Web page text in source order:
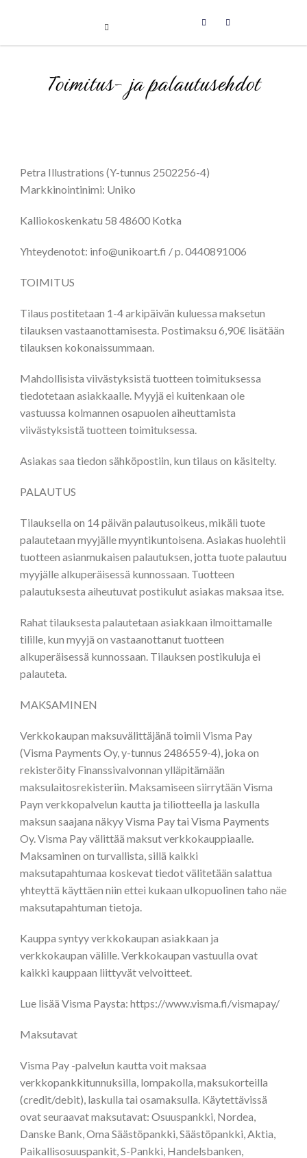
Toimitus- ja palautusehdot
Petra Illustrations (Y-tunnus 2502256-4)
Markkinointinimi: Uniko
Kalliokoskenkatu 58 48600 Kotka
Yhteydenotot: info@unikoart.fi / p. 0440891006
TOIMITUS
Tilaus postitetaan 1-4 arkipäivän kuluessa maksetun
tilauksen vastaanottamisesta. Postimaksu 6,90€ lisätään
tilauksen kokonaissummaan.
Mahdollisista viivästyksistä tuotteen toimituksessa
tiedotetaan asiakkaalle. Myyjä ei kuitenkaan ole
vastuussa kolmannen osapuolen aiheuttamista
viivästyksistä tuotteen toimituksessa.
Asiakas saa tiedon sähköpostiin, kun tilaus on käsitelty.
PALAUTUS
Tilauksella on 14 päivän palautusoikeus, mikäli tuote
palautetaan myyjälle myyntikuntoisena. Asiakas huolehtii
tuotteen asianmukaisen palautuksen, jotta tuote palautuu
myyjälle alkuperäisessä kunnossaan. Tuotteen
palautuksesta aiheutuvat postikulut asiakas maksaa itse.
Rahat tilauksesta palautetaan asiakkaan ilmoittamalle
tilille, kun myyjä on vastaanottanut tuotteen
alkuperäisessä kunnossaan. Tilauksen postikuluja ei
palauteta.
MAKSAMINEN
Verkkokaupan maksuvälittäjänä toimii Visma Pay
(Visma Payments Oy, y-tunnus 2486559-4), joka on
rekisteröity Finanssivalvonnan ylläpitämään
maksulaitosrekisteriin. Maksamiseen siirrytään Visma
Payn verkkopalvelun kautta ja tiliotteella ja laskulla
maksun saajana näkyy Visma Pay tai Visma Payments
Oy. Visma Pay välittää maksut verkkokauppiaalle.
Maksaminen on turvallista, sillä kaikki
maksutapahtumaa koskevat tiedot välitetään salattua
yhteyttä käyttäen niin ettei kukaan ulkopuolinen taho näe
maksutapahtuman tietoja.
Kauppa syntyy verkkokaupan asiakkaan ja
verkkokaupan välille. Verkkokaupan vastuulla ovat
kaikki kauppaan liittyvät velvoitteet.
Lue lisää Visma Paysta: https://www.visma.fi/vismapay/
Maksutavat
Visma Pay -palvelun kautta voit maksaa
verkkopankkitunnuksilla, lompakolla, maksukorteilla
(credit/debit), laskulla tai osamaksulla. Käytettävissä
ovat seuraavat maksutavat: Osuuspankki, Nordea,
Danske Bank, Oma Säästöpankki, Säästöpankki, Aktia,
Paikallisosuuspankit, S-Pankki, Handelsbanken,